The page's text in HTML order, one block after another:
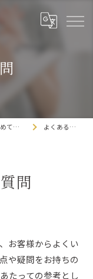
の方へ よくあるご質問
問
お客様からよくい
や疑問をお持ちの
たっての参考とし